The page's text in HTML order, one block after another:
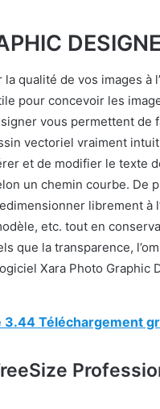
qualité de vos images à
pour concevoir les
vous permettent
vectoriel vraiment
et de modifier le texte
un chemin courbe.
librement à
etc. tout en
que la transparence,
Xara Photo Graphic
3.44 Téléchargement